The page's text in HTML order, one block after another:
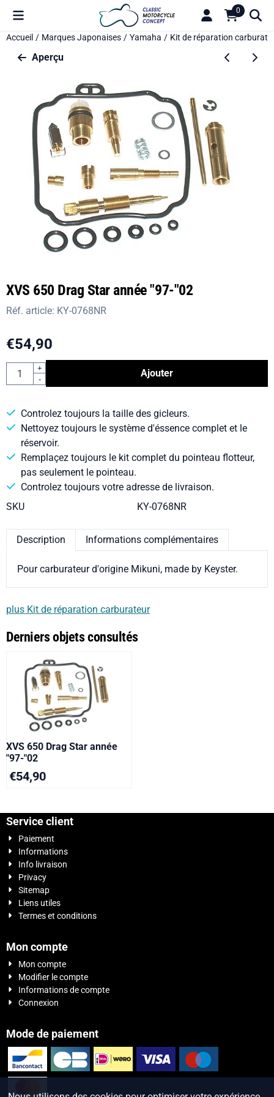
Préférences de cookies disponibles. Choisissez les paramètres
0
Accueil / Marques Japonaises / Yamaha / Kit de réparation
Aperçu
XVS 650 Drag Star année "97-"02
Réf. article: KY-0768NR
€54,90
Quantité
+
-
Ajouter
Controlez toujours la taille des gicleurs.
Nettoyez toujours le système d'éssence complet et le
réservoir.
Remplaçez toujours le kit complet du pointeau flotteur,
pas seulement le pointeau.
Controlez toujours votre adresse de livraison.
SKU
KY-0768NR
Description Informations complémentaires
Pour carburateur d'origine Mikuni, made by Keyster.
plus Kit de réparation carburateur
Derniers objets consultés
XVS 650 Drag Star année
"97-"02
€54,90
Service client
Paiement
Informations
Info livraison
Privacy
Sitemap
Liens utiles
Termes et conditions
Mon compte
Mon compte
Modifier le compte
Informations de compte
Connexion
Mode de paiement